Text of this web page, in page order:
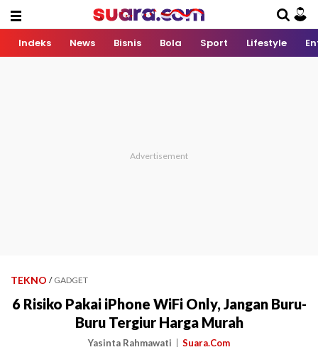
Indeks News Bisnis Bola Sport Lifestyle
TEKNO / GADGET
6 Risiko Pakai iPhone WiFi Only, Jangan Buru-
Buru Tergiur Harga Murah
Yasinta Rahmawati Suara.Com